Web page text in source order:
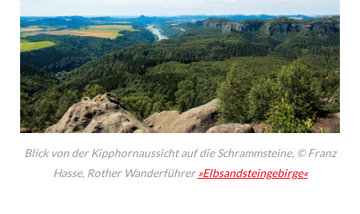
Blick von der Kipphornaussicht auf die Schrammsteine, © Franz
Hasse, Rother Wanderführer»Elbsandsteingebirge«